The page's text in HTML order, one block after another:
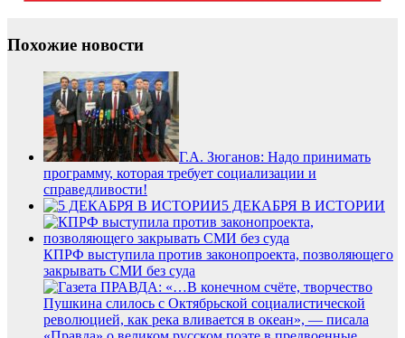
Похожие новости
Г.А. Зюганов: Надо принимать
программу, которая требует социализации и
справедливости!
5 ДЕКАБРЯ В ИСТОРИИ
КПРФ выступила против законопроекта, позволяющего
закрывать СМИ без суда